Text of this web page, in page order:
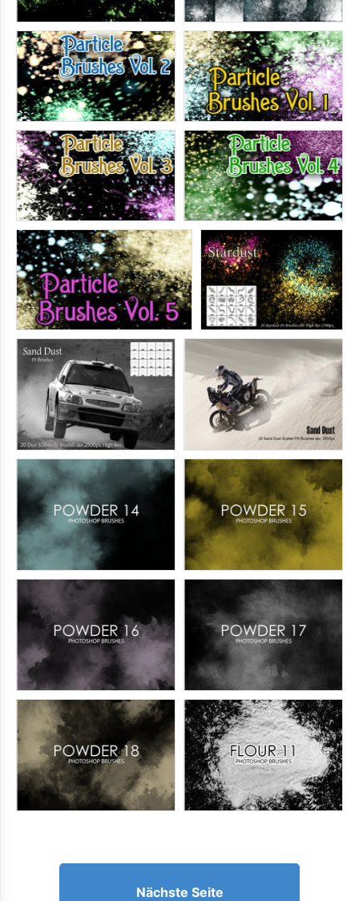
Nächste Seite